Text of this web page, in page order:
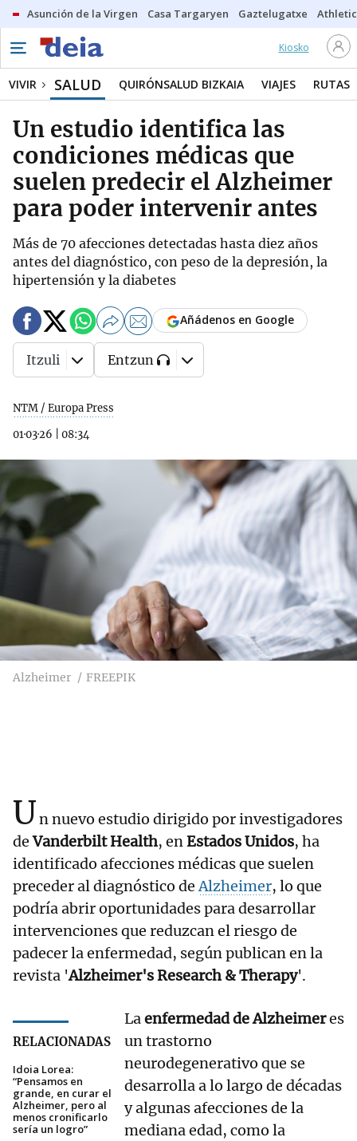
Asunción de la Virgen Casa Targaryen Gaztelugatxe Athletic
Kiosko
VIVIR SALUD QUIRÓNSALUD BIZKAIA VIAJES RUTAS
Un estudio identifica las
condiciones médicas que
suelen predecir el Alzheimer
para poder intervenir antes
Más de 70 afecciones detectadas hasta diez años
antes del diagnóstico, con peso de la depresión, la
hipertensión y la diabetes
NTM / Europa Press
01·03·26
08:34
Añádenos en Google
Itzuli Entzun
Alzheimer FREEPIK
Un nuevo estudio dirigido por investigadores
deVanderbilt Health, enEstados Unidos, ha
identificado afecciones médicas que suelen
preceder al diagnóstico deAlzheimer, lo que
podría abrir oportunidades para desarrollar
intervenciones que reduzcan el riesgo de
padecer la enfermedad, según publican en la
revista 'Alzheimer's Research & Therapy'.
RELACIONADAS
Idoia Lorea:
“Pensamos en
grande, en curar el
Alzheimer, pero al
menos cronificarlo
sería un logro”
Laenfermedad de Alzheimeres
un trastorno
neurodegenerativo que se
desarrolla a lo largo de décadas
y algunas afecciones de la
mediana edad, como la